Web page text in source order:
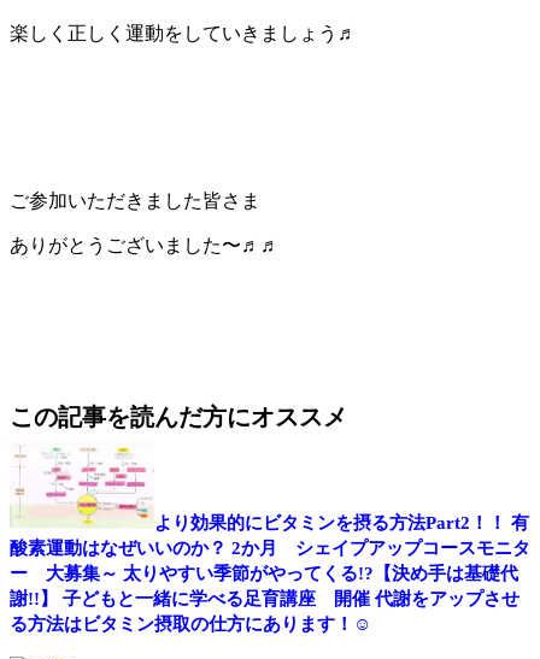
楽しく正しく運動をしていきましょう♬
ご参加いただきました皆さま
ありがとうございました〜♬♬
この記事を読んだ方にオススメ
より効果的にビタミンを摂る方法Part2！！ 有
酸素運動はなぜいいのか？ 2か月 シェイプアップコースモニタ
ー 大募集～ 太りやすい季節がやってくる!?【決め手は基礎代
謝!!】
子どもと一緒に学べる足育講座 開催 代謝をアップさせ
る方法はビタミン摂取の仕方にあります！☺